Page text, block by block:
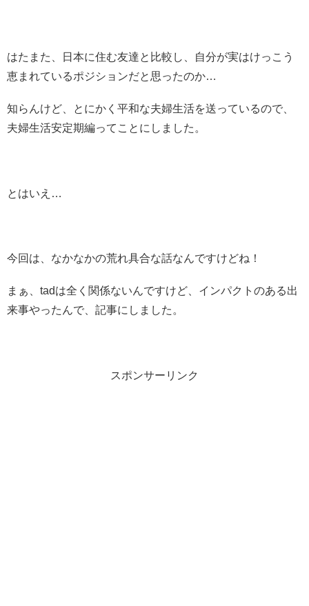
はたまた、日本に住む友達と比較し、自分が実はけっこう
恵まれているポジションだと思ったのか…
知らんけど、とにかく平和な夫婦生活を送っているので、
夫婦生活安定期編ってことにしました。
とはいえ…
今回は、なかなかの荒れ具合な話なんですけどね！
まぁ、tadは全く関係ないんですけど、インパクトのある出
来事やったんで、記事にしました。
スポンサーリンク